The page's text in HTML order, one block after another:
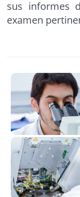
sus informes
examen